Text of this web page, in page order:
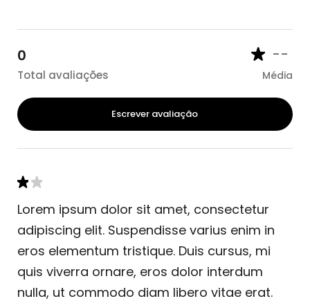
0
Total avaliações
--
Média
Escrever avaliação
Lorem ipsum dolor sit amet, consectetur
adipiscing elit. Suspendisse varius enim in
eros elementum tristique. Duis cursus, mi
quis viverra ornare, eros dolor interdum
nulla, ut commodo diam libero vitae erat.